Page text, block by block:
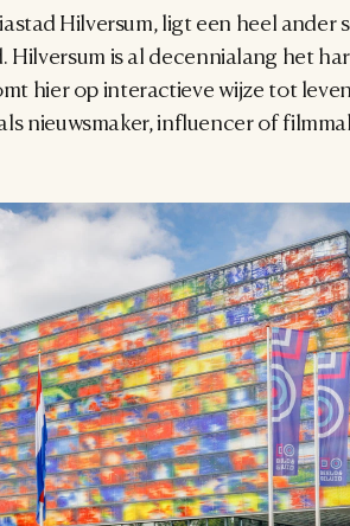
Hilversum, ligt een heel
Hilversum is al decennialang het
hier op interactieve wijze tot
nieuwsmaker, influencer of